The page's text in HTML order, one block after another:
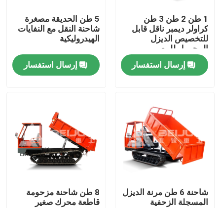
حول بنا
جولة في المعمل
ضبط الجودة
طلب اقتباس
شاحنة قلابة تحت الأرض
شاحنة التعدين تحت الأرض
شاحنة مفصلية تحت الأرض
1 طن 2 طن 3 طن
كراولر ديمبر ناقل قابل
للتخصيص الديزل
المحمول للبيع
إرسال استفسار
5 طن الحديقة مصغرة
شاحنة النقل مع النفايات
الهيدروليكية
إرسال استفسار
شاحنة 6 طن مرنة الديزل
المسجلة الزحفية
8 طن شاحنة مزحومة
قاطعة محرك صغير